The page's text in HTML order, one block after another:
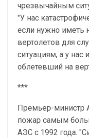
чрезвычайным
"У нас
если нужно иметь
вертолетов для
ситуациям, а у нас
облетевший на
***
Премьер-министр
пожар самым
АЭС с 1992 года.